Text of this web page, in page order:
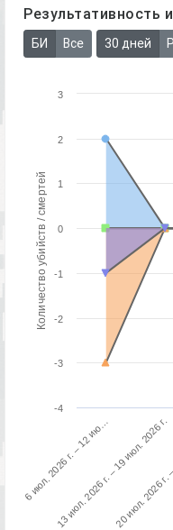
Результативность
БИ Все 30 дней
Количество убийств / смертей
6 июл. 2026 г. – 12 ию…
13 июл. 2026 г. – 19 июл. 2026 г.
20 июл.
-4
-3
-2
-1
0
1
2
3